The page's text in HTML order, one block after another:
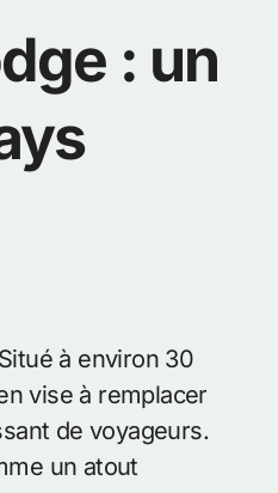
: un
à environ 30
vise à remplacer
de voyageurs.
un atout